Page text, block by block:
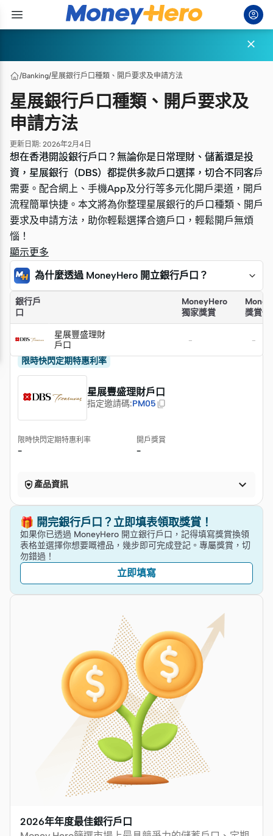

/Banking/星展銀行戶口種類、開戶要求及申請方法
星展銀行戶口種類、開戶要求及
申請方法
更新日期: 2026年2月4日
想在香港開設銀行戶口？無論你是日常理財、儲蓄還是投
資，星展銀行（DBS）都提供多款戶口選擇，切合不同客戶
需要。配合網上、手機App及分行等多元化開戶渠道，開戶
流程簡單快捷。本文將為你整理星展銀行的戶口種類、開戶
要求及申請方法，助你輕鬆選擇合適戶口，輕鬆開戶無煩
惱！
想在香港開設銀行戶口？無論你是日常理財、儲蓄還是投
資，星展銀行（DBS）都提供多款戶口選擇，切合不同客戶
需要。配合網上、手機App及分行等多元化開戶渠道，開戶
流程簡單快捷。本文將為你整理星展銀行的戶口種類、開戶
要求及申請方法，助你輕鬆選擇合適戶口，輕鬆開戶無煩
惱！
顯示更多
為什麼透過 MoneyHero 開立銀行戶口？
銀行戶
口
MoneyHero
獨家獎賞
獎賞價
星展豐盛理財
戶口
- -
限時快閃定期特惠利率
星展豐盛理財戶口
指定邀請碼:PM05
限時快閃定期特惠利率
-
開戶獎賞
-
 產品資訊 
🎁 開完銀行戶口？立即填表領取獎賞！
如果你已透過 MoneyHero 開立銀行戶口，記得填寫獎賞換領
表格並選擇你想要嘅禮品，幾步即可完成登記。專屬獎賞，切
勿錯過！
立即填寫
2026年年度最佳銀行戶口